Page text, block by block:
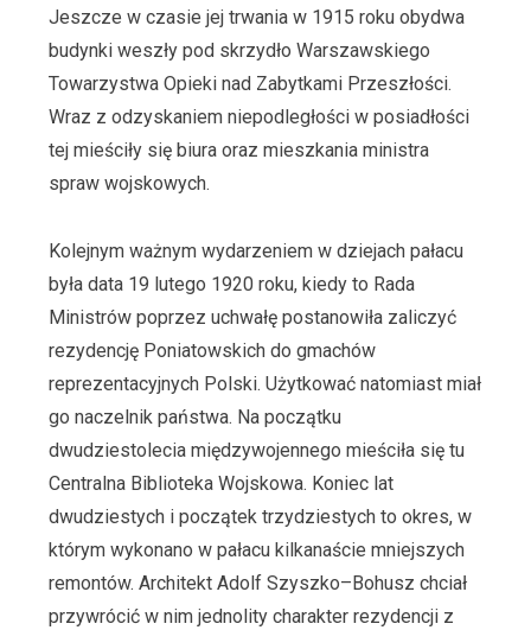
Jeszcze w czasie jej trwania w 1915 roku obydwa
budynki weszły pod skrzydło Warszawskiego
Towarzystwa Opieki nad Zabytkami Przeszłości.
Wraz z odzyskaniem niepodległości w posiadłości
tej mieściły się biura oraz mieszkania ministra
spraw wojskowych.
Kolejnym ważnym wydarzeniem w dziejach pałacu
była data 19 lutego 1920 roku, kiedy to Rada
Ministrów poprzez uchwałę postanowiła zaliczyć
rezydencję Poniatowskich do gmachów
reprezentacyjnych Polski. Użytkować natomiast miał
go naczelnik państwa. Na początku
dwudziestolecia międzywojennego mieściła się tu
Centralna Biblioteka Wojskowa. Koniec lat
dwudziestych i początek trzydziestych to okres, w
którym wykonano w pałacu kilkanaście mniejszych
remontów. Architekt Adolf Szyszko–Bohusz chciał
przywrócić w nim jednolity charakter rezydencji z